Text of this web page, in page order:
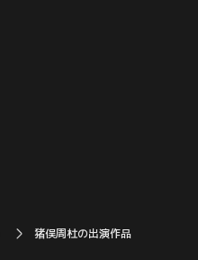
猪俣周杜の出演作品